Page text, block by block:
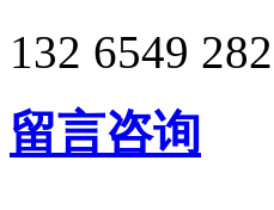
132 6549
留言咨询